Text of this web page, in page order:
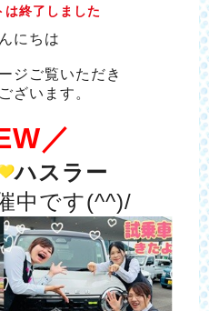
終了しました
にちは
ジご覧いただき
ざいます。
／
ハスラー
中です(^^)/